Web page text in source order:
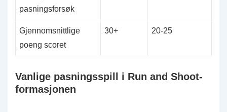
pasningsforsøk
Gjennomsnittlige
poeng scoret
30+ 20-25
Vanlige pasningsspill i Run and Shoot-
formasjonen